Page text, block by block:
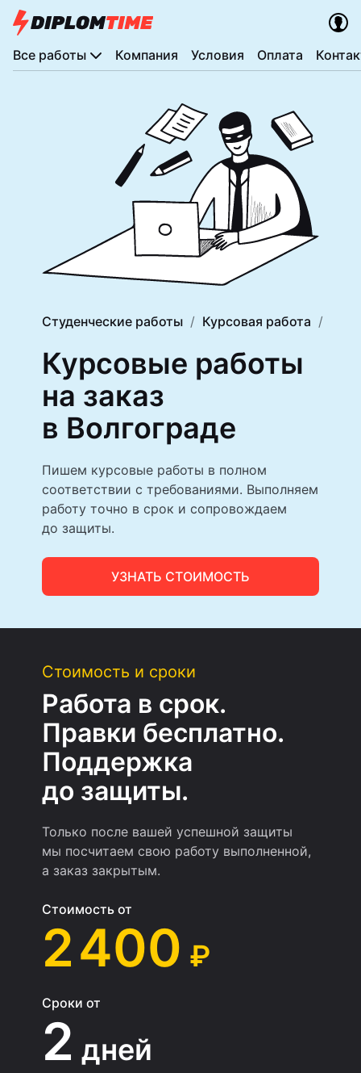
Все работы Компания Условия Оплата
Студенческие работы Курсовая работа
Курсовые работы
на заказ
в Волгограде
Пишем курсовые работы в полном
соответствии с требованиями. Выполняем
работу точно в срок и сопровождаем
до защиты.
УЗНАТЬ СТОИМОСТЬ
Стоимость и сроки
Работа в срок.
Правки бесплатно.
Поддержка
до защиты.
Только после вашей успешной защиты
мы посчитаем свою работу выполненной,
а заказ закрытым.
Стоимость от
2 400 ₽
Сроки от
2 дней